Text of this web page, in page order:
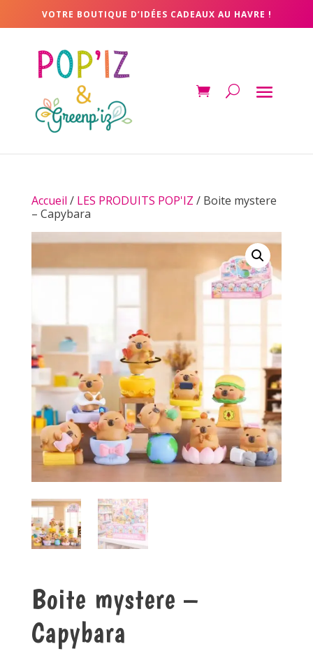
VOTRE BOUTIQUE D’IDÉES CADEAUX AU HAVRE !
Accueil / LES PRODUITS POP'IZ / Boite mystere
– Capybara
Boite mystere –
Capybara